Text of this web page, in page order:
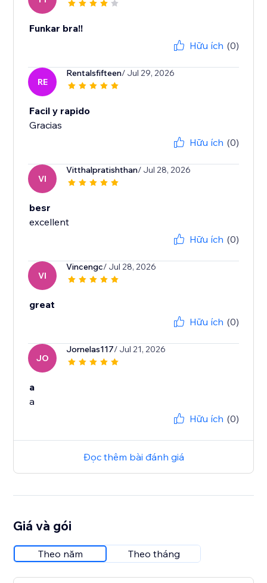
Funkar bra!!
Hữu ích (0)
RE
Rentalsfifteen/ Jul 29, 2026
Facil y rapido
Gracias
Hữu ích (0)
VI
Vitthalpratishthan/ Jul 28, 2026
besr
excellent
Hữu ích (0)
VI
Vincengc/ Jul 28, 2026
great
Hữu ích (0)
JO
Jornelas117/ Jul 21, 2026
a
a
Hữu ích (0)
Đọc thêm bài đánh giá
Giá và gói
Theo năm Theo tháng